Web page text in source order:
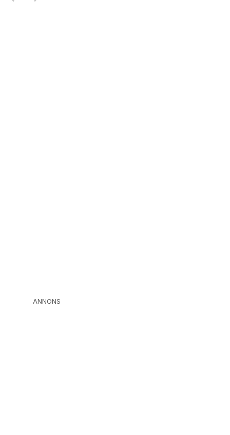
ANNONS